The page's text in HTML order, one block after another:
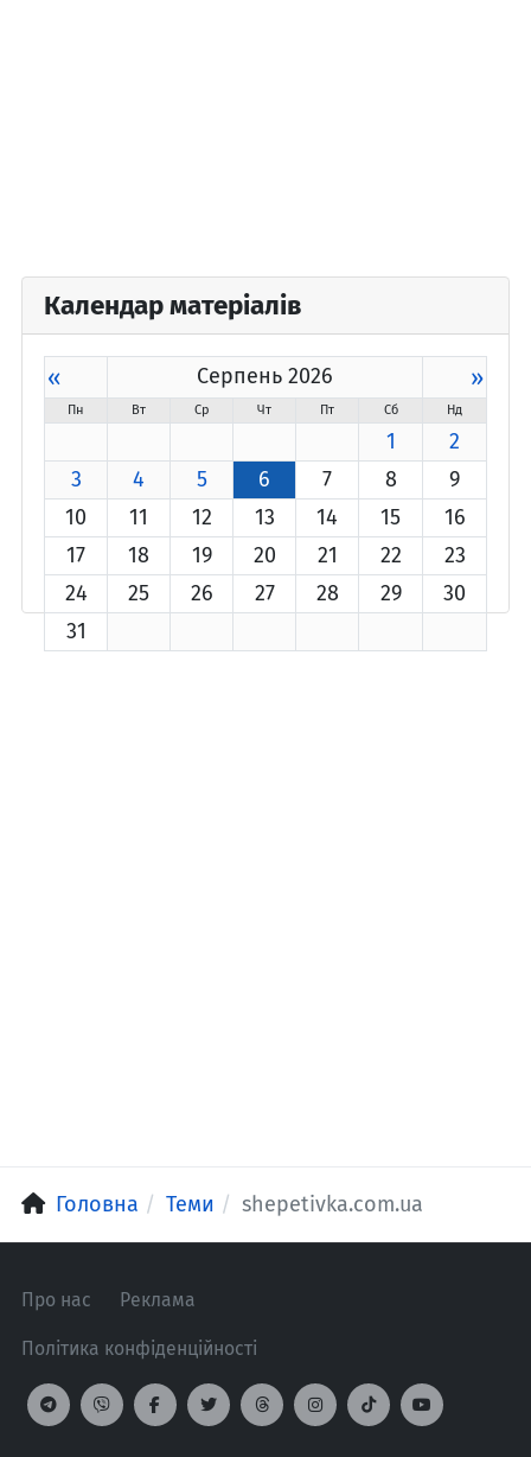
Календар матеріалів
« Серпень 2026 »
Пн Вт Ср Чт Пт Сб Нд
1
2
3
4 5 6 7 8
9
10
11 12 13 14 15
16
17
18 19 20 21 22
23
24
25 26 27 28 29
30
31
Головна Теми shepetivka.com.ua
Про нас Реклама
Політика конфіденційності